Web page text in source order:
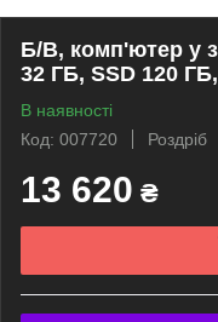
Б/В, комп'ютер у
32 ГБ, SSD 120
В наявності
Код: 007720
Роздріб
13 620 ₴